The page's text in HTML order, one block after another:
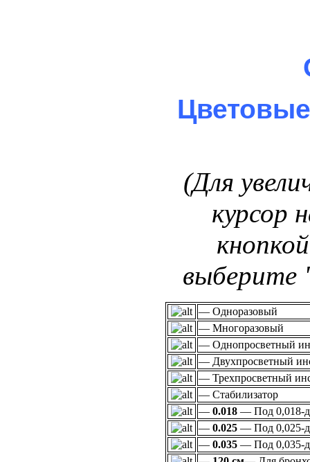
(Для
курсор
выберите
— Одноразовый
— Многоразовый
— Однопросветный
— Двухпросветный
— Трехпросветный
— Стабилизатор
— 0.018 — Под 0,018-
— 0.025 — Под 0,025-
— 0.035 — Под 0,035-